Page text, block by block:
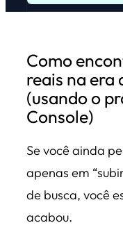
Como
reais na era
(usando o
Console)
Se você ainda
apenas em
de busca, você
acabou.